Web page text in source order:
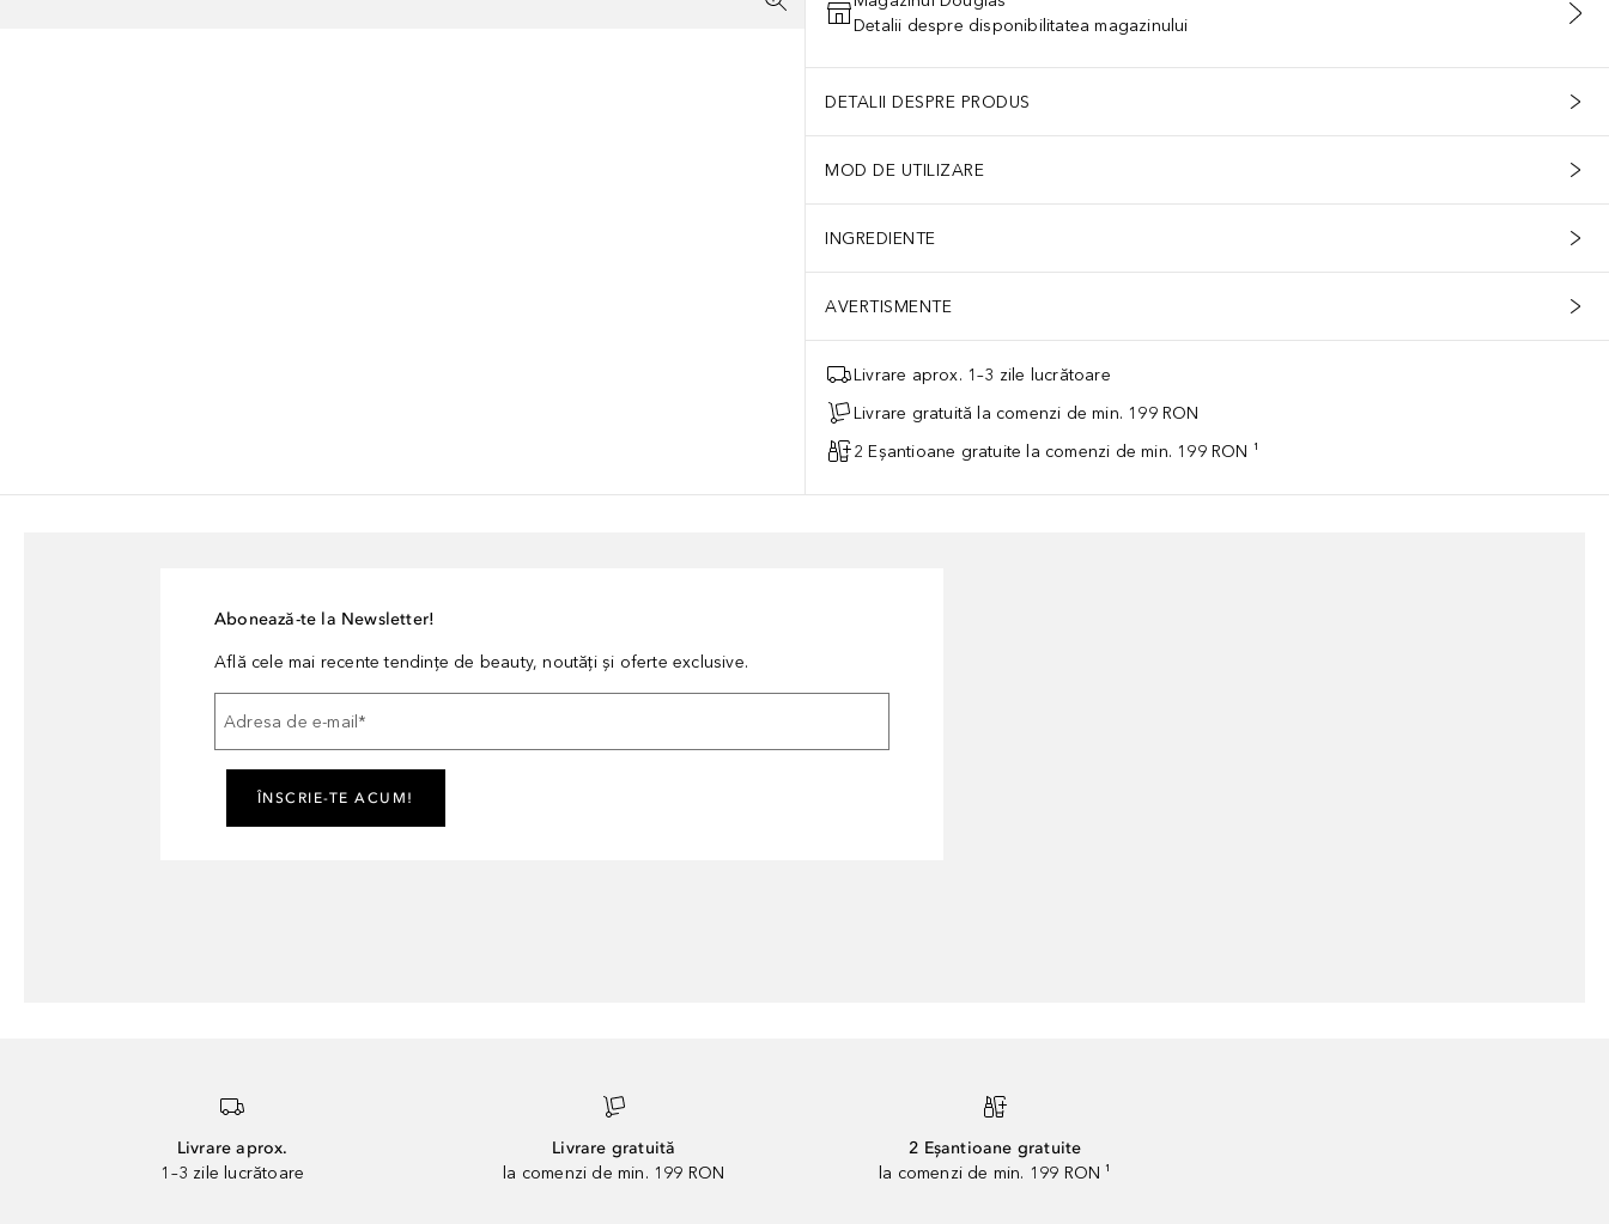
Detalii despre disponibilitatea magazinului
DETALII DESPRE PRODUS
MOD DE UTILIZARE
INGREDIENTE
AVERTISMENTE
Livrare aprox. 1–3 zile lucrătoare
Livrare gratuită la comenzi de min. 199 RON
2 Eșantioane gratuite la comenzi de min. 199 RON ¹
Abonează-te la Newsletter!
Află cele mai recente tendințe de beauty, noutăți și oferte exclusive.
Adresa de e-mail *
ÎNSCRIE-TE ACUM!
Livrare aprox.
1–3 zile lucrătoare
Livrare gratuită
la comenzi de min. 199 RON
2 Eșantioane gratuite
la comenzi de min. 199 RON ¹